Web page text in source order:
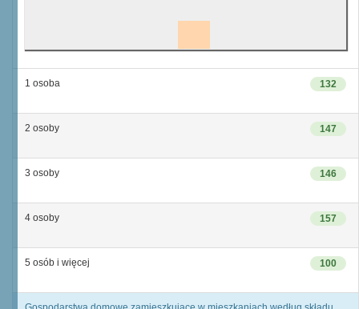
132
1 osoba
147
2 osoby
146
3 osoby
157
4 osoby
100
5 osób i więcej